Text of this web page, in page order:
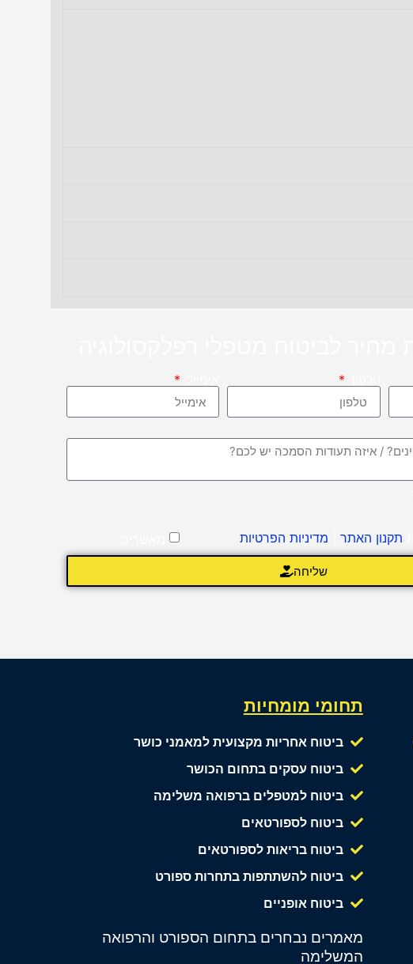
תקנון האתר מדיניות הפרטיות
שליחה
תחומי מומחיות
ביטוח אחריות מקצועית למאמני כושר
ביטוח עסקים בתחום הכושר
ביטוח למטפלים ברפואה משלימה
ביטוח לספורטאים
ביטוח בריאות לספורטאים
ביטוח להשתתפות בתחרות ספורט
ביטוח אופניים
מאמרים נבחרים בתחום הספורט והרפואה
המשלימה